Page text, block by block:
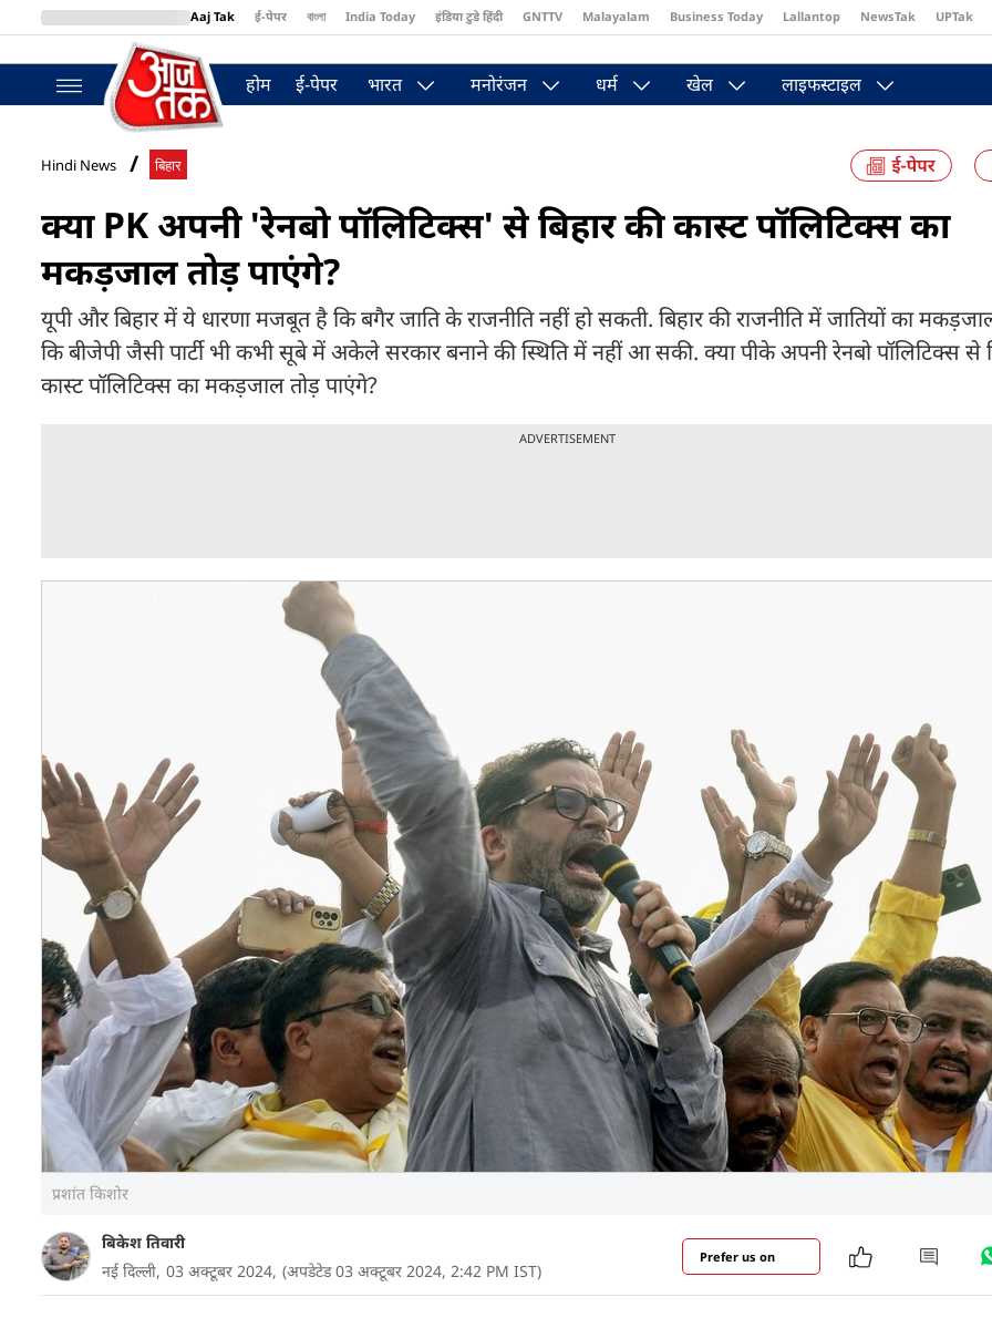
Aaj Tak ई-पेपर বাংলা India Today इंडिया टुडे हिंदी GNTTV Malayalam Business Today Lallantop NewsTak UPTak
BT Bazaar
होम ई-पेपर भारत मनोरंजन धर्म खेल लाइफस्टाइल
Hindi News बिहार
क्या PK अपनी 'रेनबो पॉलिटिक्स' से बिहार की कास्ट पॉलिटिक्स का
मकड़जाल तोड़ पाएंगे?
यूपी और बिहार में ये धारणा मजबूत है कि बगैर जाति के राजनीति नहीं हो सकती. बिहार की राजनीति में जातियों का
कि बीजेपी जैसी पार्टी भी कभी सूबे में अकेले सरकार बनाने की स्थिति में नहीं आ सकी. क्या पीके अपनी रेनबो पॉलिटिक्स से
कास्ट पॉलिटिक्स का मकड़जाल तोड़ पाएंगे?
ADVERTISEMENT
प्रशांत किशोर
बिकेश तिवारी
नई दिल्ली, 03 अक्टूबर 2024, (अपडेटेड 03 अक्टूबर 2024, 2:42 PM IST)
Prefer us on